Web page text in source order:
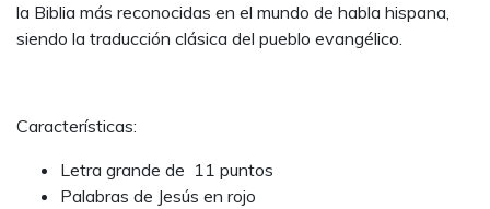
la Biblia más reconocidas en el mundo de habla hispana,
siendo la traducción clásica del pueblo evangélico.
Características:
Letra grande de 11 puntos
Palabras de Jesús en rojo